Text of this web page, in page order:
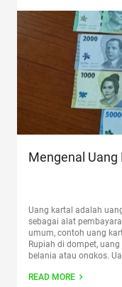
Mengenal Uang
Uang kartal adalah
sebagai alat
umum, contoh uang
Rupiah di dompet,
belanja atau ongkos.
meninggalkan
READ MORE